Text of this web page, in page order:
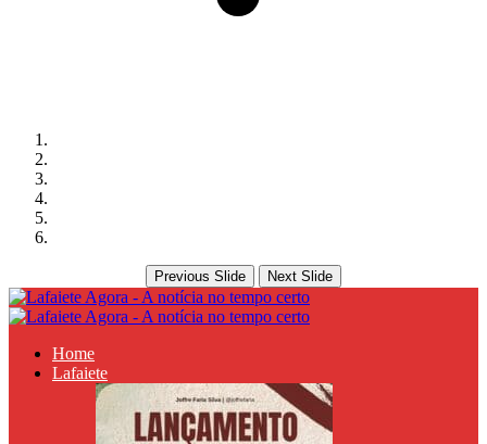
Previous Slide Next Slide
Home
Lafaiete